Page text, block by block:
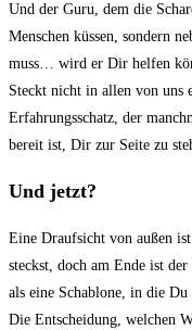
Und der Guru, dem die
Menschen küssen, sondern
muss… wird er Dir helfen
Steckt nicht in allen von
Erfahrungsschatz, der
bereit ist, Dir zur Seite zu
Und jetzt?
Eine Draufsicht von außen
steckst, doch am Ende ist
als eine Schablone, in die
Die Entscheidung, welchen